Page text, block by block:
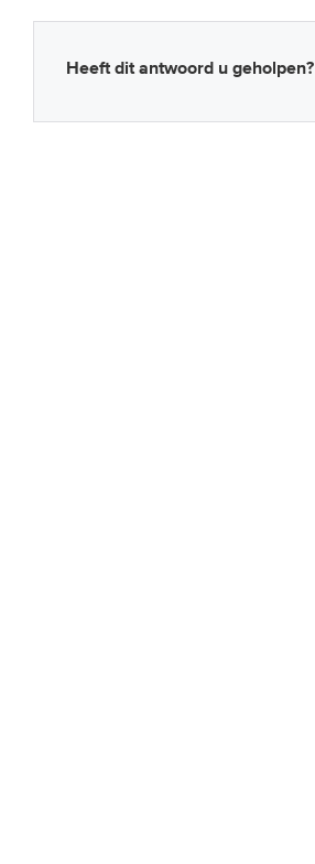
Heeft dit antwoord u geholpen?